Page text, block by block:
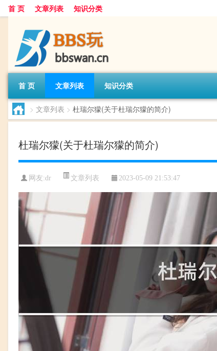
首 页 文章列表 知识分类
首 页 文章列表 知识分类
> 文章列表 > 杜瑞尔獴(关于杜瑞尔獴的简介)
杜瑞尔獴(关于杜瑞尔獴的简介)
网友:dr 文章列表 2023-05-09 21:53:47